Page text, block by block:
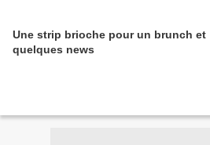
Une strip brioche pour un brunch et
quelques news